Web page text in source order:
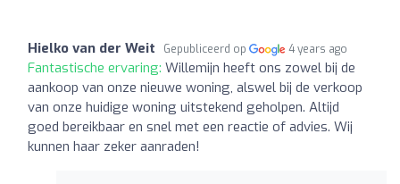
Hielko van der Weit Gepubliceerd op 4 years ago
Fantastische ervaring: Willemijn heeft ons zowel bij de
aankoop van onze nieuwe woning, alswel bij de verkoop
van onze huidige woning uitstekend geholpen. Altijd
goed bereikbaar en snel met een reactie of advies. Wij
kunnen haar zeker aanraden!